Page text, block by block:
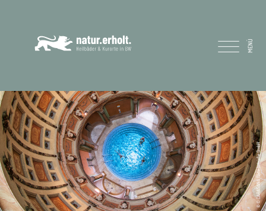
MENÜ